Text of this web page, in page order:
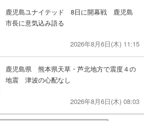
鹿児島ユナイテッド 8日に開幕戦 鹿児島
市長に意気込み語る
2026年8月6日(木) 11:15
鹿児島県 熊本県天草・芦北地方で震度４の
地震 津波の心配なし
2026年8月6日(木) 08:03